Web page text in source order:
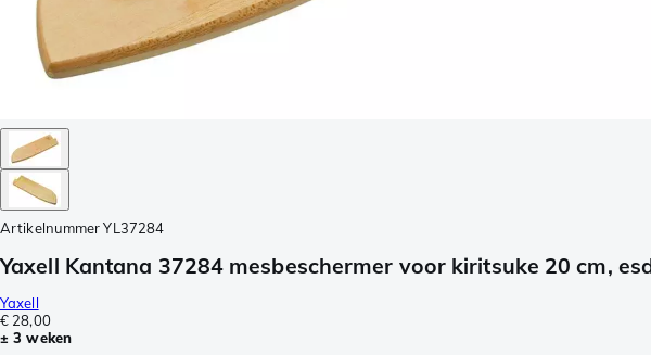
Artikelnummer YL37284
Yaxell Kantana 37284 mesbeschermer voor kiritsuke 20 cm,
Yaxell
€ 28,00
± 3 weken